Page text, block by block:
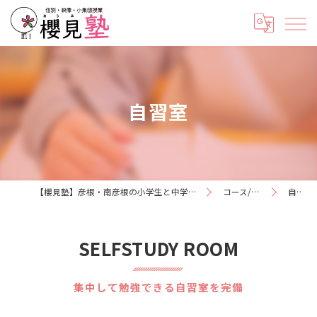
自習室
【櫻見塾】彦根・南彦根の小学生と中学生専門の個別指導塾《5教科対応》 コース/学費/時間割 自習室
集中して勉強できる自習室を完備
SELFSTUDY ROOM